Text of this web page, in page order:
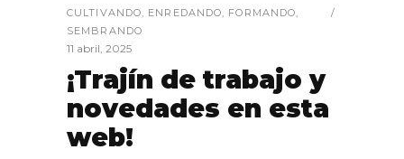
CULTIVANDO, ENREDANDO, FORMANDO,
SEMBRANDO
11 abril, 2025
¡Trajín de trabajo y
novedades en esta
web!